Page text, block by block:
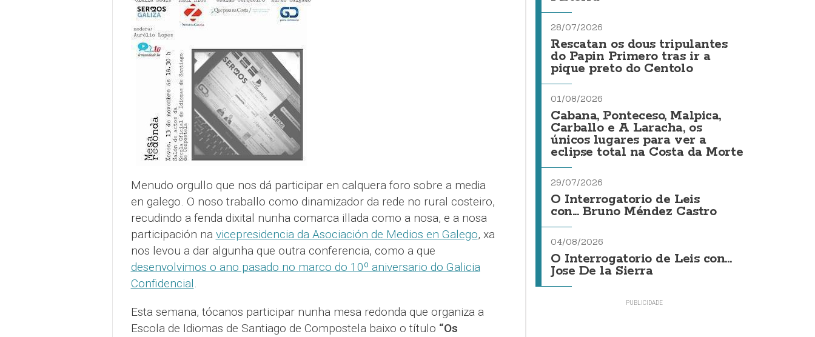
Menudo orgullo que nos dá participar en calquera foro sobre a media
en galego. O noso traballo como dinamizador da rede no rural costeiro,
recudindo a fenda dixital nunha comarca illada como a nosa, e a nosa
participación na vicepresidencia da Asociación de Medios en Galego, xa
nos levou a dar algunha que outra conferencia, como a que
desenvolvimos o ano pasado no marco do 10º aniversario do Galicia
Confidencial.
Esta semana, tócanos participar nunha mesa redonda que organiza a
Escola de Idiomas de Santiago de Compostela baixo o título “Os
28/07/2026
Rescatan os dous tripulantes
do Papin Primero tras ir a
pique preto do Centolo
01/08/2026
Cabana, Ponteceso, Malpica,
Carballo e A Laracha, os
únicos lugares para ver a
eclipse total na Costa da Morte
29/07/2026
O Interrogatorio de Leis
con... Bruno Méndez Castro
04/08/2026
O Interrogatorio de Leis con...
Jose De la Sierra